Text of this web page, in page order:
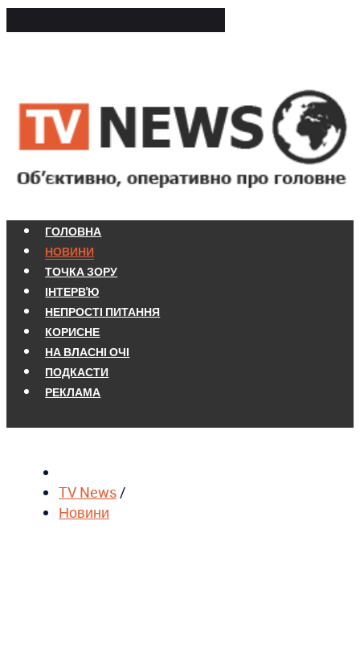
ГОЛОВНА
НОВИНИ
ТОЧКА ЗОРУ
ІНТЕРВ'Ю
НЕПРОСТІ ПИТАННЯ
КОРИСНЕ
НА ВЛАСНІ ОЧІ
ПОДКАСТИ
РЕКЛАМА
TV News/
Новини